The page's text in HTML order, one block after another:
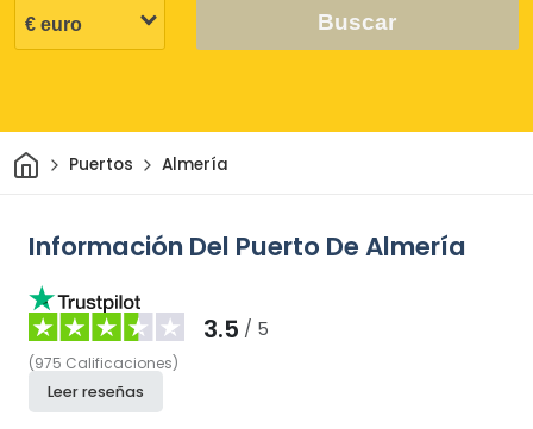
Buscar
InicioPuertos Almería
Información Del Puerto De Almería
3.5 / 5
(975 Calificaciones)
Leer reseñas